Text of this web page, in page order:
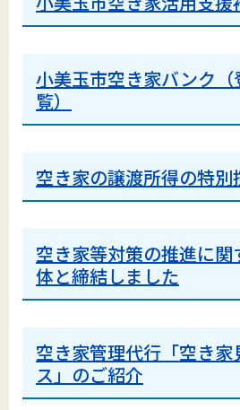
小美玉市空き家バンク
覧）
空き家の譲渡所得の特別
空き家等対策の推進に
体と締結しました
空き家管理代行「空き
ス」のご紹介